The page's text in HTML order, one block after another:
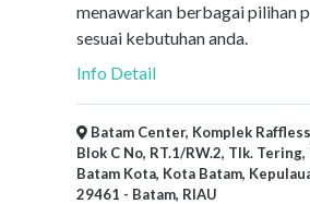
menawarkan berbagai pilihan
sesuai kebutuhan anda.
Info Detail
Batam Center, Komplek
Blok C No, RT.1/RW.2, Tlk. Tering,
Batam Kota, Kota Batam,
29461 - Batam, RIAU